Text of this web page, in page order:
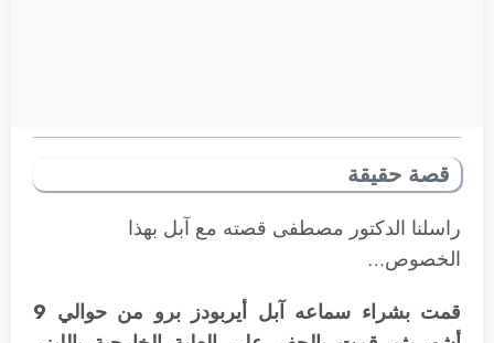
قصة حقيقة
راسلنا الدكتور مصطفى قصته مع آبل بهذا
الخصوص…
قمت بشراء سماعه آبل أيربودز برو من حوالي 9